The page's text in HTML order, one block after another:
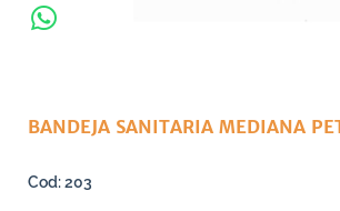
BANDEJA SANITARIA MEDIANA
203